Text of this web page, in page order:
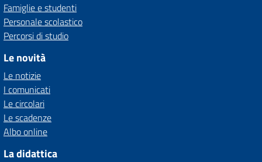
Famiglie e studenti
Personale scolastico
Percorsi di studio
Le novità
Le notizie
I comunicati
Le circolari
Le scadenze
Albo online
La didattica